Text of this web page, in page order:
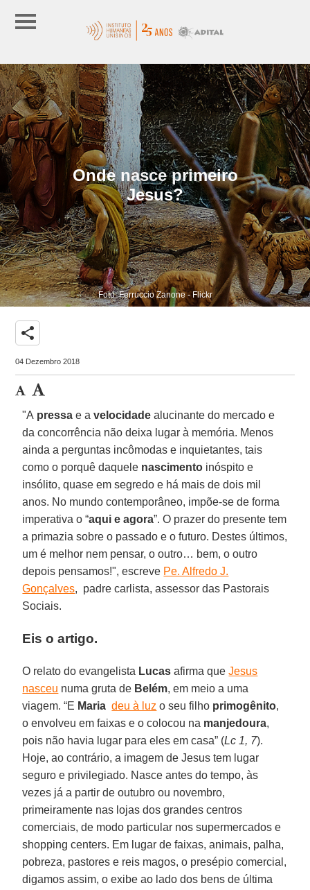
Onde nasce primeiro
Jesus?
Foto: Ferruccio Zanone - Flickr
share
04 Dezembro 2018
"A pressa e avelocidade alucinante do mercado e
da concorrência não deixa lugar à memória. Menos
ainda a perguntas incômodas e inquietantes, tais
como o porquê daquele nascimento inóspito e
insólito, quase em segredo e há mais de dois mil
anos. No mundo contemporâneo, impõe-se de forma
imperativa o “aqui e agora”. O prazer do presente tem
a primazia sobre o passado e o futuro. Destes últimos,
um é melhor nem pensar, o outro… bem, o outro
depois pensamos!", escreve Pe. Alfredo J.
Gonçalves, padre carlista, assessor das Pastorais
Sociais.
Eis o artigo.
O relato do evangelista Lucas afirma queJesus
nasceu numa gruta de Belém, em meio a uma
viagem. “E Maria deu à luz o seu filho primogênito,
o envolveu em faixas e o colocou na manjedoura,
pois não havia lugar para eles em casa” (Lc 1, 7).
Hoje, ao contrário, a imagem de Jesus tem lugar
seguro e privilegiado. Nasce antes do tempo, às
vezes já a partir de outubro ou novembro,
primeiramente nas lojas dos grandes centros
comerciais, de modo particular nos supermercados e
shopping centers. Em lugar de faixas, animais, palha,
pobreza, pastores e reis magos, o presépio comercial,
digamos assim, o exibe ao lado dos bens de última